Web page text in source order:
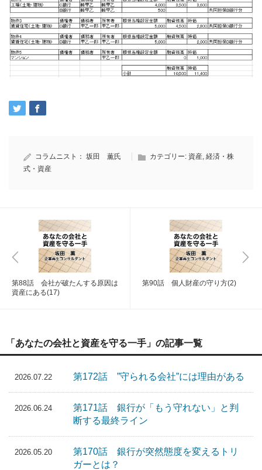
コラムニスト： 坂田 薫氏 カテゴリー: 資産, 経済・株
式・資産
第88話 会社が破たんする原因は
資産にある(17)
第90話 個人財産の守り方(2)
「あなたの会社と資産を守る一手」の記事一覧
2026.07.22 第172話 ”守られる会社”には理由がある
2026.06.24
第171話 銀行が「もう守れない」と判
断する最終ライン
2026.05.20
第170話 銀行が突然態度を変えるトリ
ガーとは？